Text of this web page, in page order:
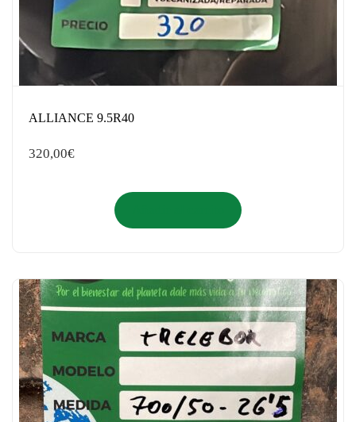
ALLIANCE 9.5R40
320,00€